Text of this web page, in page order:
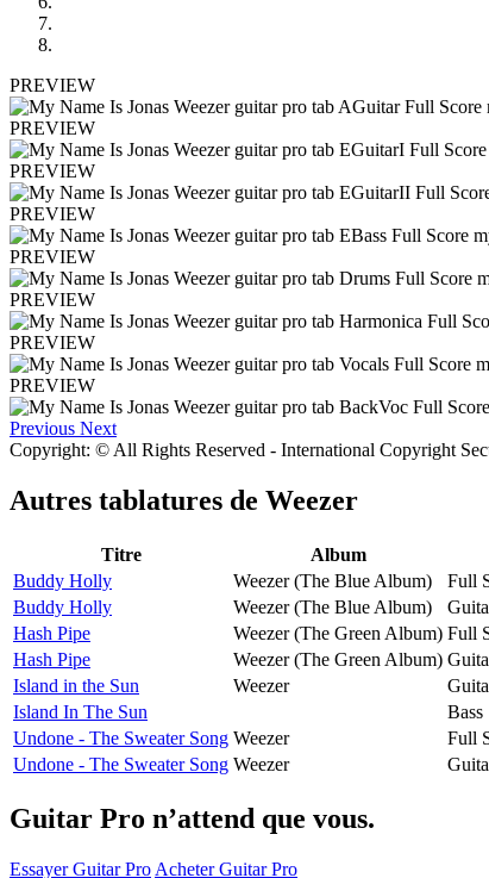
PREVIEW
PREVIEW
PREVIEW
PREVIEW
PREVIEW
PREVIEW
PREVIEW
PREVIEW
Previous Next
Copyright: © All Rights Reserved - International Copyright
Autres tablatures de Weezer
Titre Album
Buddy Holly
Weezer (The Blue Album)
Full
Buddy Holly
Weezer (The Blue Album)
Hash Pipe
Weezer (The Green Album) Full
Hash Pipe
Weezer (The Green Album)
Island in the Sun
Weezer
Island In The Sun
Bass
Undone - The Sweater Song Weezer
Full
Undone - The Sweater Song Weezer
Guitar Pro n’attend que vous.
Essayer Guitar Pro Acheter Guitar Pro